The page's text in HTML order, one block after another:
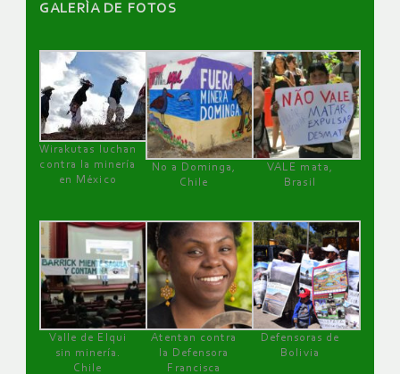
GALERÌA DE FOTOS
Wirakutas luchan
contra la minería
en México
No a Dominga,
Chile
VALE mata,
Brasil
Valle de Elqui
sin minería.
Chile
Atentan contra
la Defensora
Francisca
Defensoras de
Bolivia